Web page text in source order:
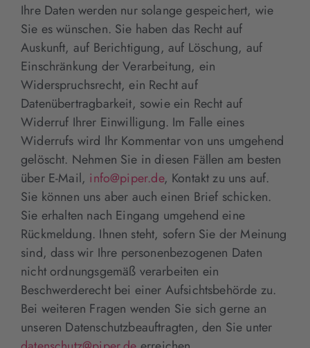
Ihre Daten werden nur solange gespeichert, wie
Sie es wünschen. Sie haben das Recht auf
Auskunft, auf Berichtigung, auf Löschung, auf
Einschränkung der Verarbeitung, ein
Widerspruchsrecht, ein Recht auf
Datenübertragbarkeit, sowie ein Recht auf
Widerruf Ihrer Einwilligung. Im Falle eines
Widerrufs wird Ihr Kommentar von uns umgehend
gelöscht. Nehmen Sie in diesen Fällen am besten
über E-Mail, info@piper.de, Kontakt zu uns auf.
Sie können uns aber auch einen Brief schicken.
Sie erhalten nach Eingang umgehend eine
Rückmeldung. Ihnen steht, sofern Sie der Meinung
sind, dass wir Ihre personenbezogenen Daten
nicht ordnungsgemäß verarbeiten ein
Beschwerderecht bei einer Aufsichtsbehörde zu.
Bei weiteren Fragen wenden Sie sich gerne an
unseren Datenschutzbeauftragten, den Sie unter